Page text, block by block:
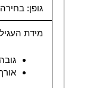
גופן:
מידת
גובה:
אורך: 2.0-2.5 ס"מ תלוי